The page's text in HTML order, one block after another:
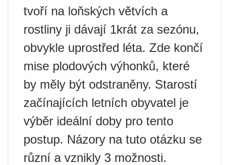
tvoří na loňských větvích a
rostliny ji dávají 1krát za sezónu,
obvykle uprostřed léta. Zde končí
mise plodových výhonků, které
by měly být odstraněny. Starostí
začínajících letních obyvatel je
výběr ideální doby pro tento
postup. Názory na tuto otázku se
různí a vznikly 3 možnosti.